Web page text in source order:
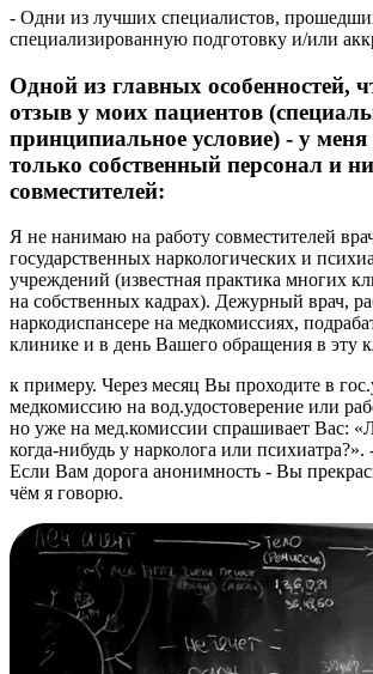
- Одни из лучших специалистов,
специализированную подготовку и/или
Одной из главных особенностей,
отзыв у моих пациентов
принципиальное условие) - у меня
только собственный персонал и
совместителей:
Я не нанимаю на работу совместителей
государственных наркологических и
учреждений (известная практика многих
на собственных кадрах). Дежурный врач,
наркодиспансере на медкомиссиях,
клинике и в день Вашего обращения в эту
к примеру. Через месяц Вы проходите в
медкомиссию на вод.удостоверение или
но уже на мед.комиссии спрашивает Вас:
когда-нибудь у нарколога или психиатра?».
Если Вам дорога анонимность - Вы
чём я говорю.